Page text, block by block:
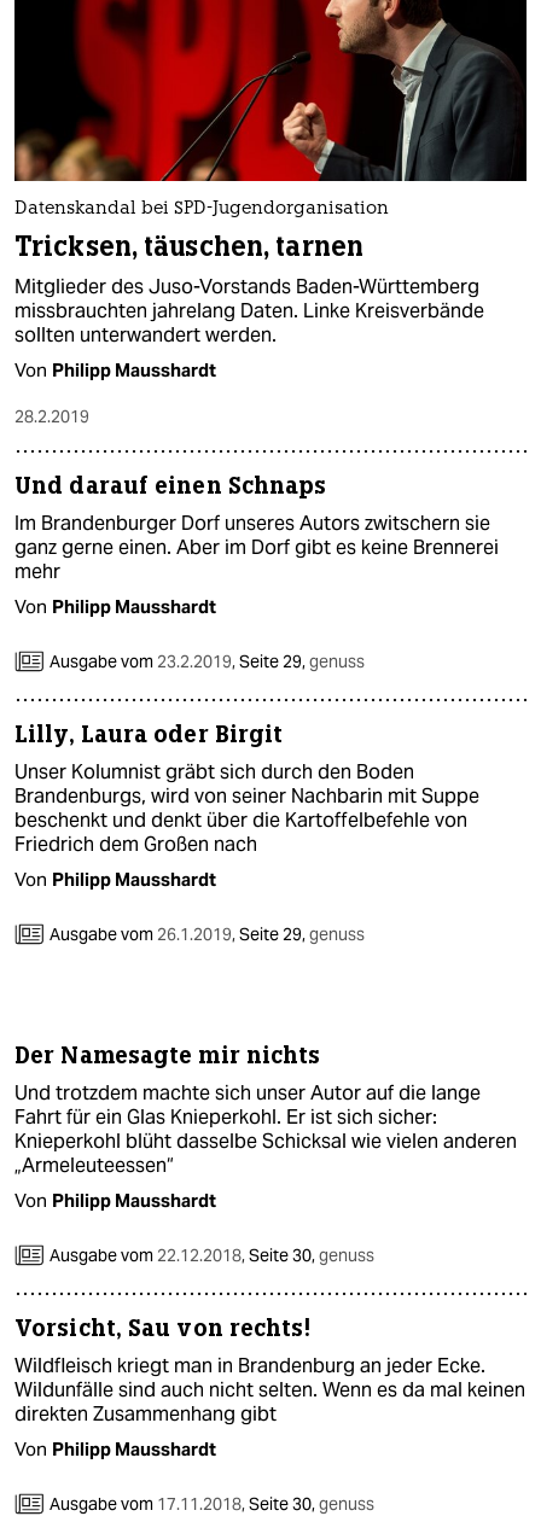
Datenskandal bei SPD-Jugendorganisation
Tricksen, täuschen, tarnen
Mitglieder des Juso-Vorstands Baden-Württemberg
missbrauchten jahrelang Daten. Linke Kreisverbände
sollten unterwandert werden.
Von Philipp Mausshardt
28.2.2019
Und darauf einen Schnaps
Im Brandenburger Dorf unseres Autors zwitschern sie
ganz gerne einen. Aber im Dorf gibt es keine Brennerei
mehr
Von Philipp Mausshardt
Ausgabe vom 23.2.2019,Seite 29,genuss
Lilly, Laura oder Birgit
Unser Kolumnist gräbt sich durch den Boden
Brandenburgs, wird von seiner Nachbarin mit Suppe
beschenkt und denkt über die Kartoffelbefehle von
Friedrich dem Großen nach
Von Philipp Mausshardt
Ausgabe vom 26.1.2019,Seite 29,genuss
Der Namesagte mir nichts
Und trotzdem machte sich unser Autor auf die lange
Fahrt für ein Glas Knieperkohl. Er ist sich sicher:
Knieperkohl blüht dasselbe Schicksal wie vielen anderen
„Armeleuteessen“
Von Philipp Mausshardt
Ausgabe vom 22.12.2018,Seite 30,genuss
Vorsicht, Sau von rechts!
Wildfleisch kriegt man in Brandenburg an jeder Ecke.
Wildunfälle sind auch nicht selten. Wenn es da mal keinen
direkten Zusammenhang gibt
Von Philipp Mausshardt
Ausgabe vom 17.11.2018,Seite 30,genuss